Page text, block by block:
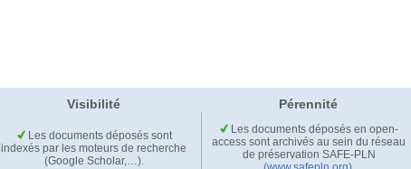
Visibilité Pérennité
Les documents déposés sont
indexés par les moteurs de recherche
(Google Scholar,…).
Les documents déposés en open-
access sont archivés au sein du réseau
de préservation SAFE-PLN